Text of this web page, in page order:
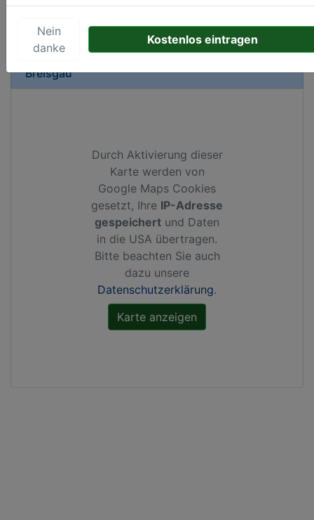
Breisgau
Durch Aktivierung dieser
Karte werden von
Google Maps Cookies
gesetzt, Ihre IP-Adresse
gespeichert und Daten
in die USA übertragen.
Bitte beachten Sie auch
dazu unsere
Datenschutzerklärung.
Nein
danke
Kostenlos eintragen